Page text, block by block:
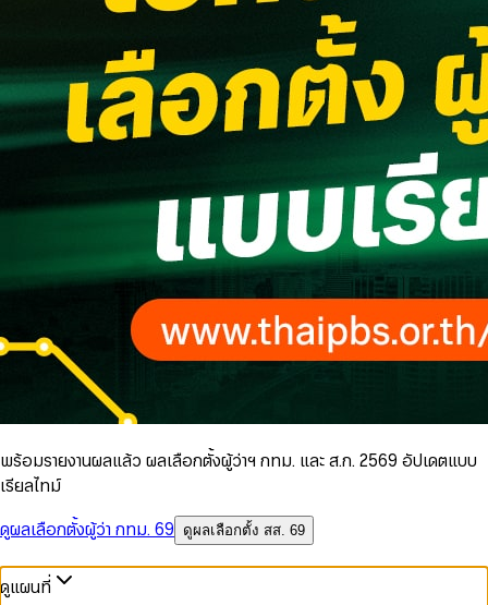
พร้อมรายงานผลแล้ว ผลเลือกตั้งผู้ว่าฯ กทม. และ ส.ก. 2569 อัปเดตแบบ
เรียลไทม์
ดูผลเลือกตั้งผู้ว่า กทม. 69
ดูผลเลือกตั้ง สส. 69
ดูแผนที่